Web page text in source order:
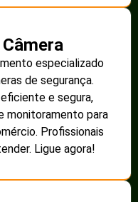
especializado
de segurança.
e segura,
monitoramento para
Profissionais
Ligue agora!